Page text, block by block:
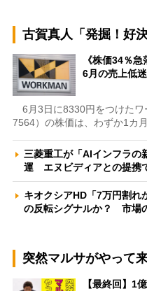
古賀真人「発掘！好決
《株価34％
6月の売上低
6月3日に8330円をつけたワ
7564）の株価は、わずか1カ
三菱重工が「AIインフラの
運 エヌビディアとの提携
キオクシアHD「7万円割れ
の反転シグナルか？ 市場
突然マルサがやって
【最終回】1